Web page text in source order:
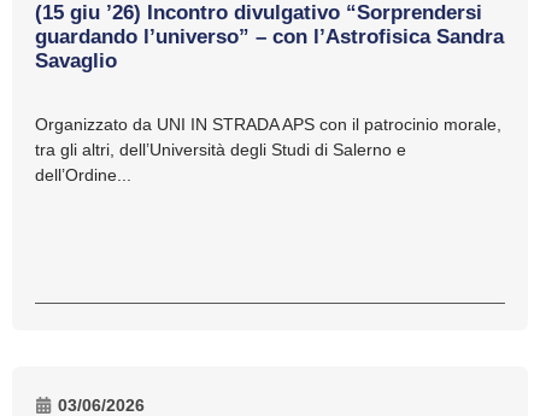
(15 giu ’26) Incontro divulgativo “Sorprendersi
guardando l’universo” – con l’Astrofisica Sandra
Savaglio
Organizzato da UNI IN STRADA APS con il patrocinio morale,
tra gli altri, dell’Università degli Studi di Salerno e
dell’Ordine...
03/06/2026